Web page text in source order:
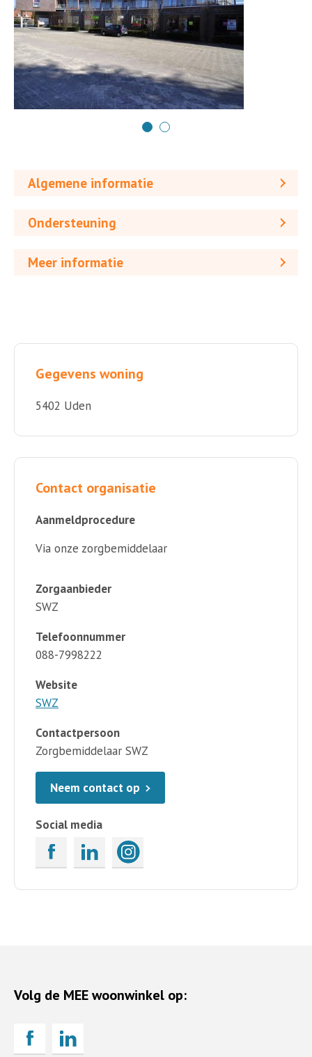
Algemene informatie
Ondersteuning
Meer informatie
Gegevens woning
5402 Uden
Contact organisatie
Aanmeldprocedure
Via onze zorgbemiddelaar
Zorgaanbieder
SWZ
Telefoonnummer
088-7998222
Website
SWZ
Contactpersoon
Zorgbemiddelaar SWZ
Neem contact op
Social media
Volg de MEE woonwinkel op: